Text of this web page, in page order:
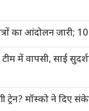
का आंदोलन जारी;
में वापसी, साई
मॉस्को ने दिए